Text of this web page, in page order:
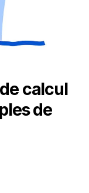
calcul
de